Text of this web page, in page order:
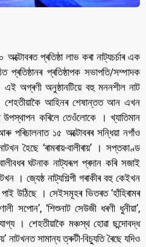
প্ৰতিষ্ঠা লাভ কৰা নাট্যচৰ্চাৰ এক
প্ৰতিষ্ঠাপক সভাপতি/সম্পাদক
অগ্ৰণী অনুষ্ঠানটিয়ে বহু মননশীল নাট
আহিনৰ শেষান্তত আন এখন
উপস্থাপন কৰিলে তেওঁলোকে । খ্যাতিমান
পৰিচালনাত ১৫ অক্টোবৰৰ সন্ধিয়া নগাঁও
হৈছে ‘ৰামৰায়-বালীৰায়’ । সপ্তকাণ্ড
ঘটনাক নাট্যৰূপ প্ৰদান কৰি সজাই
। জ্যেষ্ঠ নাট্যশিল্পী গৰাকীৰ বহু কেইখন
উঠিছে । সেইসমূহৰ ভিতৰত ‘হাঁহিৰামৰ
সপোন’, ‘শিশুনাট সেউজী ধৰণী ধুনীয়া’,
। শেহতীয়াকৈ মঞ্চস্থ হোৱা ছন্দোবদ্ধ
নাটখনত সামান্য ত্ৰুটী-বিচ্যুতি ৰৈছে যদিও